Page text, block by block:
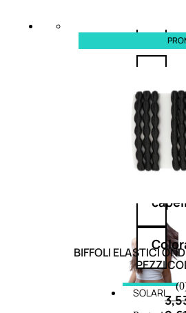
Cera
e
SOLARI
BIFFOLI ELASTICI
PEZZI